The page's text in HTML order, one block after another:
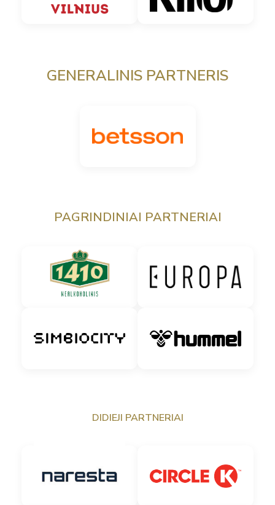
GENERALINIS PARTNERIS
PAGRINDINIAI PARTNERIAI
DIDIEJI PARTNERIAI